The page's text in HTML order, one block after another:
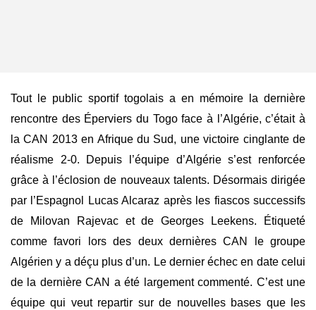
Tout le public sportif togolais a en mémoire la dernière
rencontre des Éperviers du Togo face à l’Algérie, c’était à
la CAN 2013 en Afrique du Sud, une victoire cinglante de
réalisme 2-0. Depuis l’équipe d’Algérie s’est renforcée
grâce à l’éclosion de nouveaux talents. Désormais dirigée
par l’Espagnol Lucas Alcaraz après les fiascos successifs
de Milovan Rajevac et de Georges Leekens. Étiqueté
comme favori lors des deux dernières CAN le groupe
Algérien y a déçu plus d’un. Le dernier échec en date celui
de la dernière CAN a été largement commenté. C’est une
équipe qui veut repartir sur de nouvelles bases que les